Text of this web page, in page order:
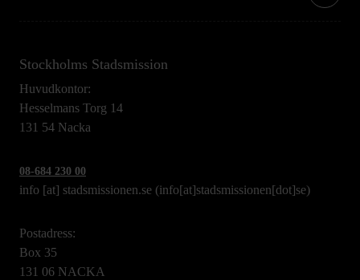
Stockholms Stadsmission
Huvudkontor:
Hesselmans Torg 14
131 54 Nacka
08-684 230 00
info [at] stadsmissionen.se (info[at]stadsmissionen[dot]se)
Postadress:
Box 35
131 06 NACKA